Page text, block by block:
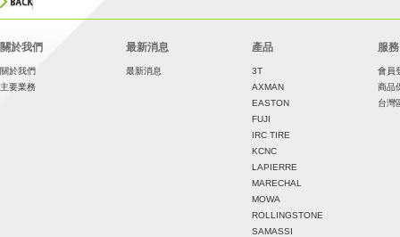
關於我們
關於我們
主要業務
最新消息
最新消息
產品
3T
AXMAN
EASTON
FUJI
IRC TIRE
KCNC
LAPIERRE
MARECHAL
MOWA
ROLLINGSTONE
SAMASSI
服務
會員
商品
台灣